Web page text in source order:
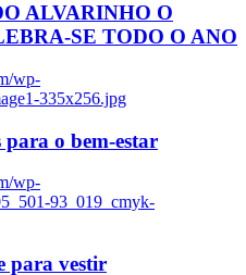
ALVARINHO O
SE TODO O ANO
wp-
335x256.jpg
para o bem-estar
wp-
93_019_cmyk-
para vestir